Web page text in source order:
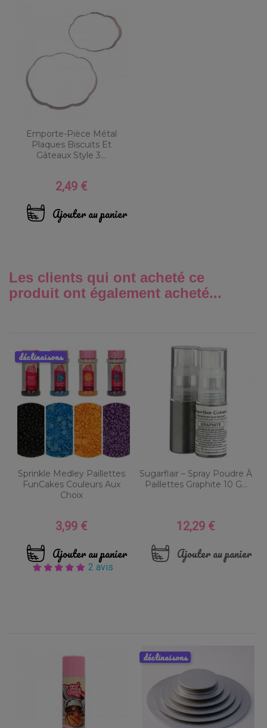
Emporte-Pièce Métal
Plaques Biscuits Et
Gâteaux Style 3...
Prix
2,49 €
Ajouter au panier
Les clients qui ont acheté ce
produit ont également acheté...
Sprinkle Medley Paillettes
FunCakes Couleurs Aux
Choix
Prix
3,99 €
Ajouter au panier
2 avis
déclinaisons
Sugarflair – Spray Poudre À
Paillettes Graphite 10 G...
Prix
12,29 €
Ajouter au panier
déclinaisons